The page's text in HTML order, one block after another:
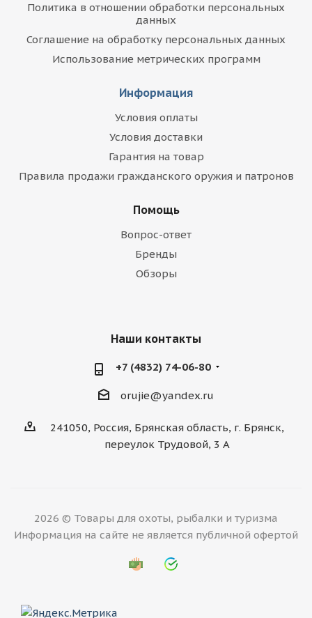
Политика в отношении обработки персональных
данных
Соглашение на обработку персональных данных
Использование метрических программ
Информация
Условия оплаты
Условия доставки
Гарантия на товар
Правила продажи гражданского оружия и патронов
Помощь
Вопрос-ответ
Бренды
Обзоры
Наши контакты
+7 (4832) 74-06-80
orujie@yandex.ru
241050, Россия, Брянская область, г. Брянск,
переулок Трудовой, 3 А
2026 © Товары для охоты, рыбалки и туризма
Информация на сайте не является публичной офертой